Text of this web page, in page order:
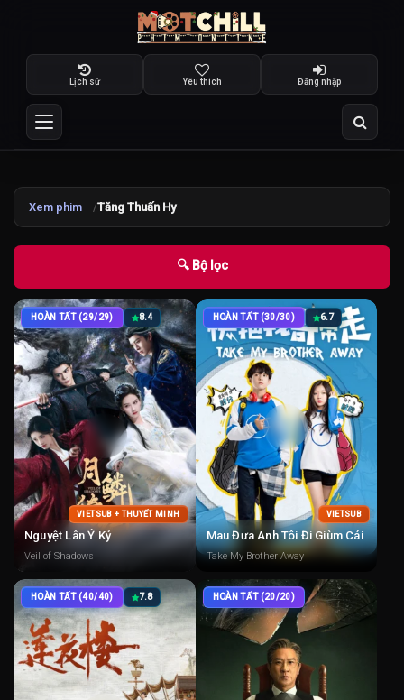
Lịch sử Yêu thích Đăng nhập
Xem phim Tăng Thuấn Hy
🔍 Bộ lọc
HOÀN TẤT (29/29) 8.4
VIETSUB + THUYẾT MINH
Nguyệt Lân Ỷ Kỷ
Veil of Shadows
HOÀN TẤT (30/30) 6.7
VIETSUB
Mau Đưa Anh Tôi Đi Giùm Cái
Take My Brother Away
HOÀN TẤT (40/40) 7.8 HOÀN TẤT (20/20)